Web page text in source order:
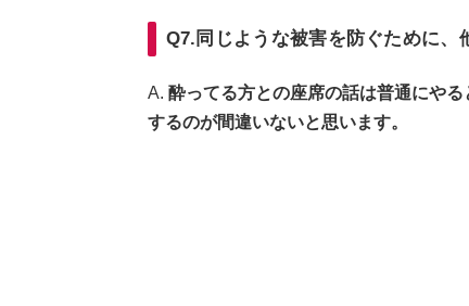
Q7.同じような被害を防ぐために、
A. 酔ってる方との座席の話は普通にや
するのが間違いないと思います。